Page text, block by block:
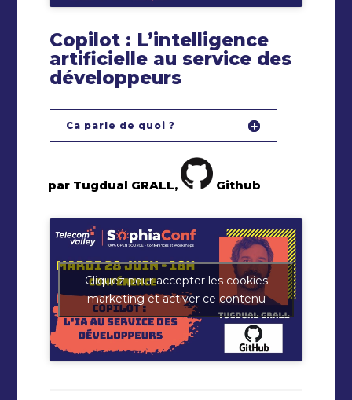
Copilot : L’intelligence
artificielle au service des
développeurs
Ca parle de quoi ?
par Tugdual GRALL, Github
Cliquez pour accepter les cookies
marketing et activer ce contenu